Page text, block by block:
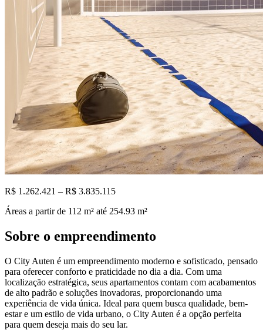
R$ 1.262.421 – R$ 3.835.115
Áreas a partir de 112 m² até 254.93 m²
Sobre o empreendimento
O City Auten é um empreendimento moderno e sofisticado, pensado
para oferecer conforto e praticidade no dia a dia. Com uma
localização estratégica, seus apartamentos contam com acabamentos
de alto padrão e soluções inovadoras, proporcionando uma
experiência de vida única. Ideal para quem busca qualidade, bem-
estar e um estilo de vida urbano, o City Auten é a opção perfeita
para quem deseja mais do seu lar.